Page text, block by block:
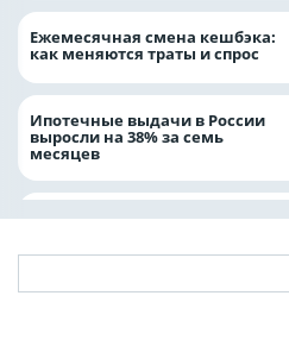
Ежемесячная смена кешбэка:
как меняются траты и спрос
Ипотечные выдачи в России
выросли на 38% за семь
месяцев